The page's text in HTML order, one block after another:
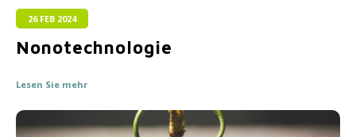
26 FEB 2024
Nonotechnologie
Lesen Sie mehr